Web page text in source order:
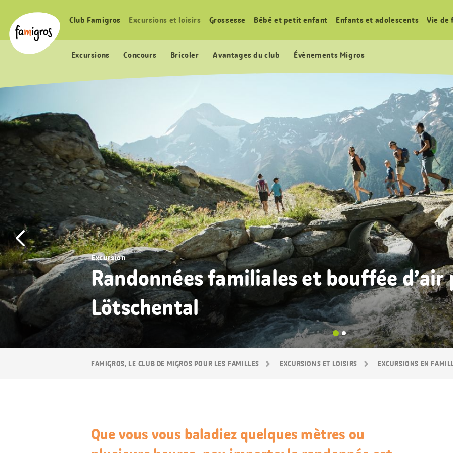
navigation
Logo
Navigation
Club Famigros Excursions et loisirs Grossesse Bébé et petit enfant Enfants et adolescents Vie de
Excursions Concours Bricoler Avantages du club Évènements Migros
FAMIGROS, LE CLUB DE MIGROS POUR LES FAMILLES EXCURSIONS ET LOISIRS EXCURSIONS EN
Excursion
Randonnées familiales et bouffée d’air
Lötschental
Que vous vous baladiez quelques mètres ou